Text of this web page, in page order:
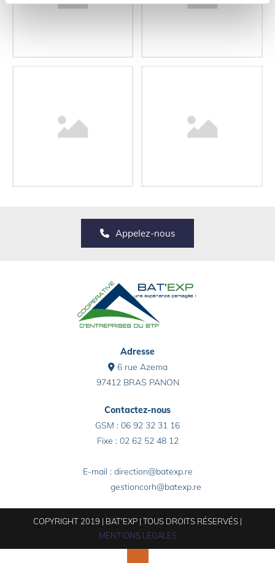
Appelez-nous
Adresse
6 rue Azema
97412 BRAS PANON
Contactez-nous
GSM : 06 92 32 31 16
Fixe : 02 62 52 48 12
E-mail : direction@batexp.re
gestioncorh@batexp.re
COPYRIGHT 2019 | BAT'EXP | TOUS DROITS RÉSERVÉS |
MENTIONS LÉGALES